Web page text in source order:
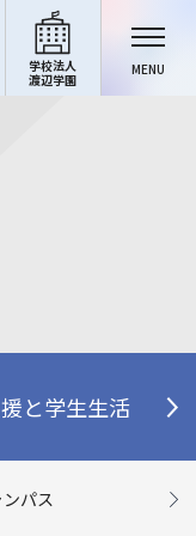
学校法人
渡辺学園
MENU
と学生生活
パス